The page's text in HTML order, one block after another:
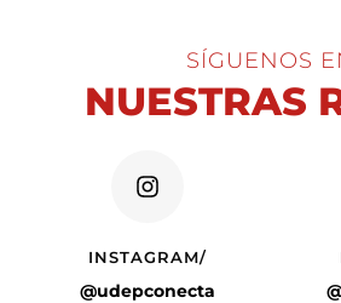
SÍGUENOS
NUESTRAS
INSTAGRAM/
@udepconecta